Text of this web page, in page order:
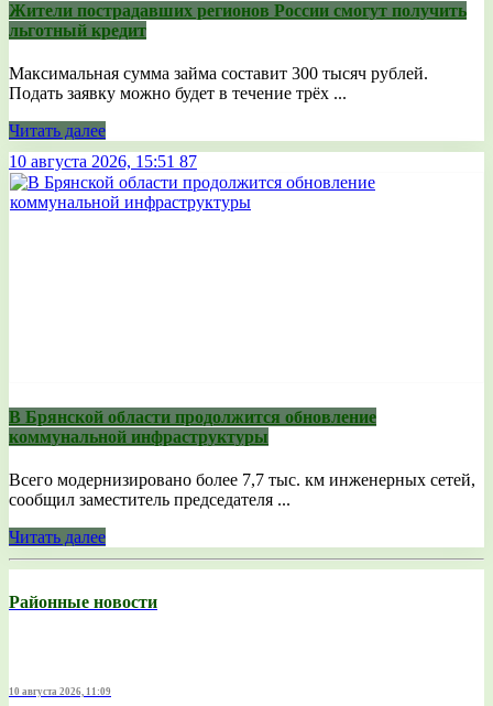
Жители пострадавших регионов России смогут получить
льготный кредит
Максимальная сумма займа составит 300 тысяч рублей.
Подать заявку можно будет в течение трёх ...
Читать далее
10 августа 2026, 15:51 87
В Брянской области продолжится обновление
коммунальной инфраструктуры
Всего модернизировано более 7,7 тыс. км инженерных сетей,
сообщил заместитель председателя ...
Читать далее
Районные новости
10 августа 2026, 11:09